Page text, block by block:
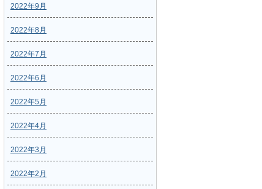
2022年9月
2022年8月
2022年7月
2022年6月
2022年5月
2022年4月
2022年3月
2022年2月